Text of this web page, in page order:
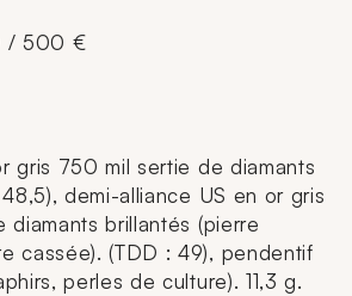
/ 500 €
gris 750 mil sertie de diamants
demi-alliance US en or gris
brillantés (pierre
cassée). (TDD : 49), pendentif
perles de culture). 11,3 g.